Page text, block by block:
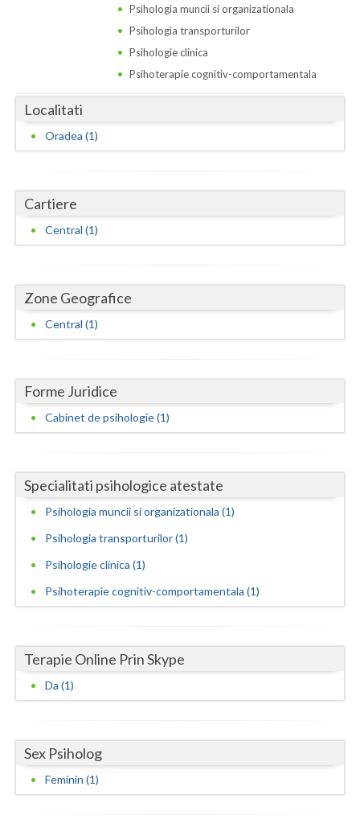
Galati
Giurgiu
Harghita
Hunedoara
Iasi
Ilfov
Mehedinti
Mures
Olt
Prahova
Salaj
Sibiu
Teleorman
Tulcea
Valcea
Psihologia muncii si organizationala
Psihologia transporturilor
Psihologie clinica
Psihoterapie cognitiv-comportamentala
Localitati
Oradea (1)
Cartiere
Central (1)
Zone Geografice
Central (1)
Forme Juridice
Cabinet de psihologie (1)
Specialitati psihologice atestate
Psihologia muncii si organizationala (1)
Psihologia transporturilor (1)
Psihologie clinica (1)
Psihoterapie cognitiv-comportamentala (1)
Terapie Online Prin Skype
Da (1)
Sex Psiholog
Feminin (1)